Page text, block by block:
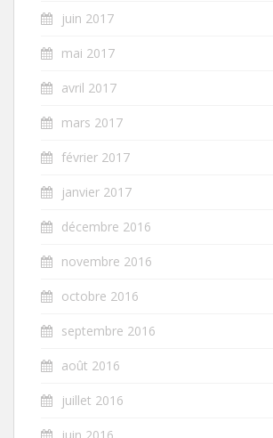
juin 2017
mai 2017
avril 2017
mars 2017
février 2017
janvier 2017
décembre 2016
novembre 2016
octobre 2016
septembre 2016
août 2016
juillet 2016